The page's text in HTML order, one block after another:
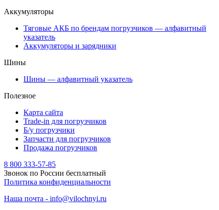
Аккумуляторы
Тяговые АКБ по брендам погрузчиков — алфавитный
указатель
Аккумуляторы и зарядники
Шины
Шины — алфавитный указатель
Полезное
Карта сайта
Trade-in для погрузчиков
Б/у погрузчики
Запчасти для погрузчиков
Продажа погрузчиков
8 800 333-57-85
Звонок по России бесплатный
Политика конфиденциальности
Наша почта - info@vilochnyi.ru